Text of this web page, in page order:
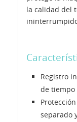
la calidad del
Registro
de tiempo
separado